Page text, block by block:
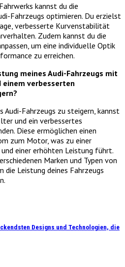
kannst du die
Fahrzeugs optimieren. Du erzielst
verbesserte Kurvenstabilität
Zudem kannst du die
um eine individuelle Optik
zu erreichen.
meines Audi-Fahrzeugs mit
verbesserten
Audi-Fahrzeugs zu steigern, kannst
und ein verbessertes
Diese ermöglichen einen
zum Motor, was zu einer
und einer erhöhten Leistung führt.
Marken und Typen von
Leistung deines Fahrzeugs
Designs und Technologien, die